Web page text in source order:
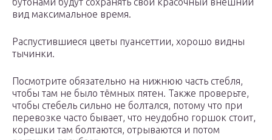
вид максимальное время.
Распустившиеся цветы пуансеттии, хорошо видны
тычинки.
Посмотрите обязательно на нижнюю часть стебля,
чтобы там не было тёмных пятен. Также проверьте,
чтобы стебель сильно не болтался, потому что при
перевозке часто бывает, что неудобно горшок стоит,
корешки там болтаются, отрываются и потом